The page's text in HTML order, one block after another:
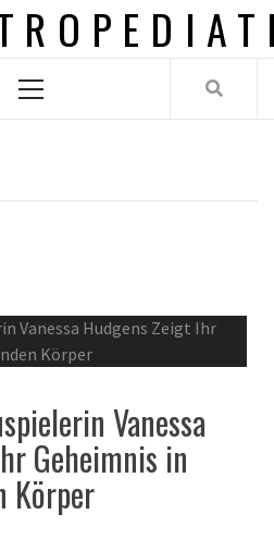
Menu
Vanessa
Geheimnis in
Körper